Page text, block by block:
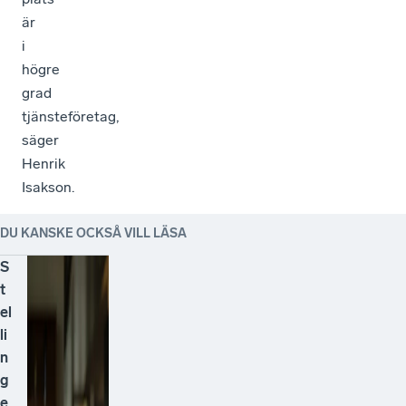
är
i
högre
grad
tjänsteföretag,
säger
Henrik
Isakson.
DU KANSKE OCKSÅ VILL LÄSA
S
t
el
li
n
g